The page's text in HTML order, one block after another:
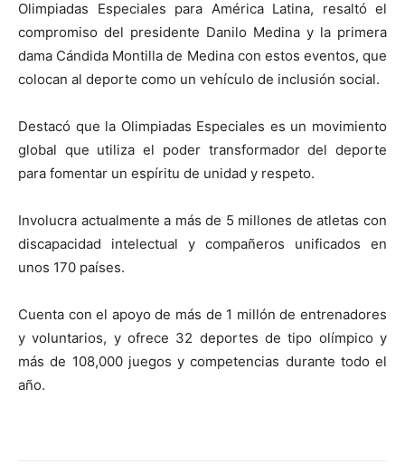
Olimpiadas Especiales para América Latina, resaltó el
compromiso del presidente Danilo Medina y la primera
dama Cándida Montilla de Medina con estos eventos, que
colocan al deporte como un vehículo de inclusión social.
Destacó que la Olimpiadas Especiales es un movimiento
global que utiliza el poder transformador del deporte
para fomentar un espíritu de unidad y respeto.
Involucra actualmente a más de 5 millones de atletas con
discapacidad intelectual y compañeros unificados en
unos 170 países.
Cuenta con el apoyo de más de 1 millón de entrenadores
y voluntarios, y ofrece 32 deportes de tipo olímpico y
más de 108,000 juegos y competencias durante todo el
año.